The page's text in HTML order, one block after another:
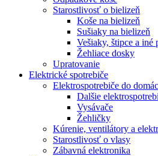
Starostlivosť o bielizeň
Koše na bielizeň
Sušiaky na bielizeň
Vešiaky, štipce a iné
Žehliace dosky
Upratovanie
Elektrické spotrebiče
Elektrospotrebiče do
Dalšie
Vysávače
Žehličky
Kúrenie, ventilátory a
Starostlivosť o vlasy
Zábavná elektronika